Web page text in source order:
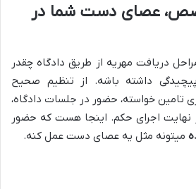
عصای دست شما در
دریافت مهریه از طریق دادگاه چقدر
داشته باشه. از تنظیم صحیح
تامین خواسته، حضور در جلسات دادگاه،
نهایت اجرای حکم. اینجا هست که حضور
میتونه مثل یه عصای دست عمل کنه.